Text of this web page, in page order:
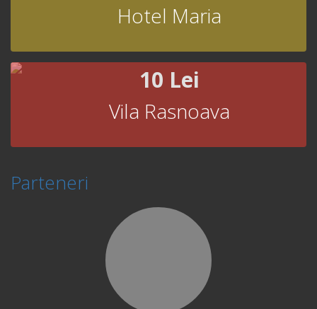
Hotel Maria
10 Lei
Vila Rasnoava
Parteneri